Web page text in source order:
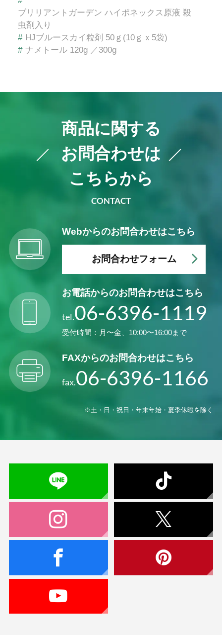
ブリリアントガーデン ハイポネックス原液 殺
虫剤入り
# HJブルースカイ粒剤 50ｇ(10ｇｘ5袋)
# ナメトール 120g ／300g
商品に関する
お問合わせは
こちらから
CONTACT
Webからのお問合わせはこちら
お問合わせフォーム
お電話からのお問合わせはこちら
tel.06-6396-1119
受付時間：月〜金、10:00〜16:00まで
FAXからのお問合わせはこちら
fax.06-6396-1166
※土・日・祝日・年末年始・夏季休暇を除く